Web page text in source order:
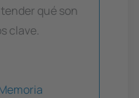
qué son
clave.